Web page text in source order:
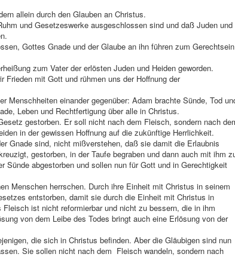
allein durch den Glauben an Christus.
und Gesetzeswerke ausgeschlossen sind und daß Juden und
Gottes Gnade und der Glaube an ihn führen zum Gerechtsein
zum Vater der erlösten Juden und Heiden geworden.
Frieden mit Gott und rühmen uns der Hoffnung der
Menschheiten einander gegenüber: Adam brachte Sünde, Tod
Leben und Rechtfertigung über alle in Christus.
gestorben. Er soll nicht nach dem Fleisch, sondern nach
in der gewissen Hoffnung auf die zukünftige Herrlichkeit.
Gnade sind, nicht mißverstehen, daß sie damit die Erlaubnis
gestorben, in der Taufe begraben und dann auch mit ihm
Sünde abgestorben und sollen nun für Gott und in Gerechtigkeit
Menschen herrschen. Durch ihre Einheit mit Christus in seinem
entstorben, damit sie durch die Einheit mit Christus in
ist nicht reformierbar und nicht zu bessern, die in ihm
von dem Leibe des Todes bringt auch eine Erlösung von der
die sich in Christus befinden. Aber die Gläubigen sind nun
Sie sollen nicht nach dem Fleisch wandeln, sondern nach